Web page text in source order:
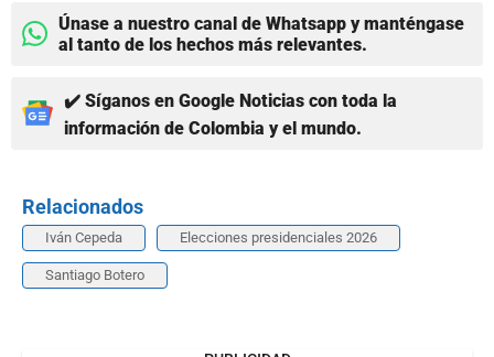
Únase a nuestro canal de Whatsapp y manténgase
al tanto de los hechos más relevantes.
✔️ Síganos en Google Noticias con toda la
información de Colombia y el mundo.
Relacionados
Iván Cepeda Elecciones presidenciales 2026
Santiago Botero